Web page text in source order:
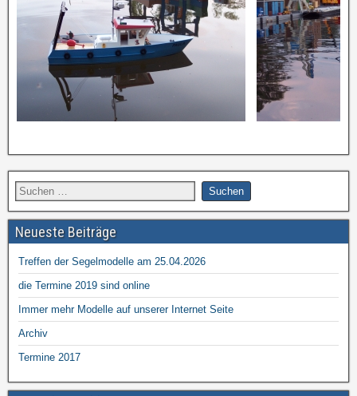
Neueste Beiträge
Treffen der Segelmodelle am 25.04.2026
die Termine 2019 sind online
Immer mehr Modelle auf unserer Internet Seite
Archiv
Termine 2017